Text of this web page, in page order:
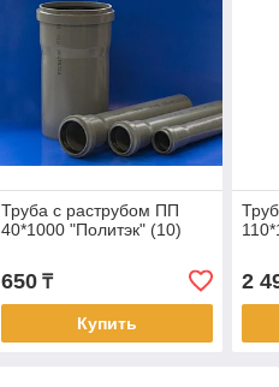
Труба с раструбом ПП
40*1000 "Политэк" (10)
650₸
Купить
2